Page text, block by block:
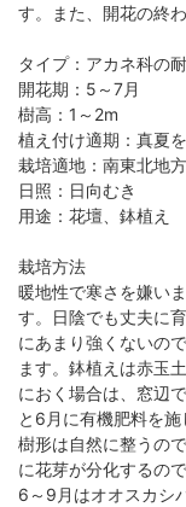
す。また、開花の終
タイプ：アカネ科の
開花期：5～7月
樹高：1～2m
植え付け適期：真夏
栽培適地：南東北地
日照：日向むき
用途：花壇、鉢植え
栽培方法
暖地性で寒さを嫌い
す。日陰でも丈夫に
にあまり強くないの
ます。鉢植えは赤玉
におく場合は、窓辺
と6月に有機肥料を施
樹形は自然に整うの
に花芽が分化するの
6～9月はオオスカシ